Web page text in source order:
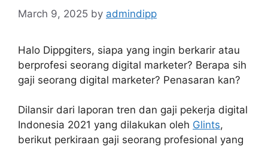
March 9, 2025 by admindipp
Halo Dippgiters, siapa yang ingin berkarir atau
berprofesi seorang digital marketer? Berapa sih
gaji seorang digital marketer? Penasaran kan?
Dilansir dari laporan tren dan gaji pekerja digital
Indonesia 2021 yang dilakukan oleh Glints,
berikut perkiraan gaji seorang profesional yang